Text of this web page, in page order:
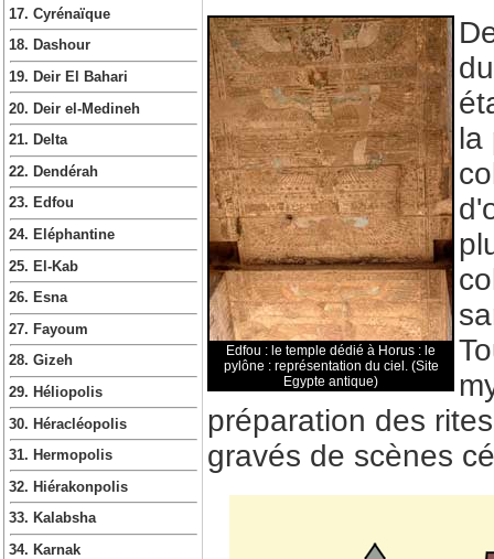
17. Cyrénaïque
18. Dashour
19. Deir El Bahari
20. Deir el-Medineh
21. Delta
22. Dendérah
23. Edfou
24. Eléphantine
25. El-Kab
26. Esna
27. Fayoum
28. Gizeh
29. Héliopolis
30. Héracléopolis
31. Hermopolis
32. Hiérakonpolis
33. Kalabsha
34. Karnak
Edfou : le temple dédié à Horus : le
pylône : représentation du ciel. (Site
Egypte antique)
la
préparation des
gravés de scènes